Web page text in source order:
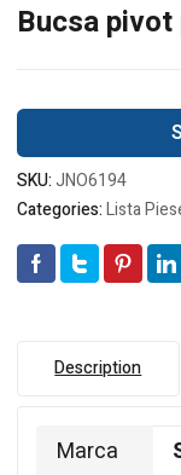
Bucsa
SKU:JNO6194
Categories:Lista
Description
Marca